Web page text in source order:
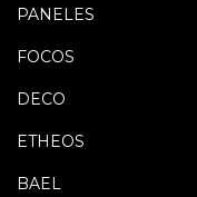
PANELES
FOCOS
DECO
ETHEOS
BAEL